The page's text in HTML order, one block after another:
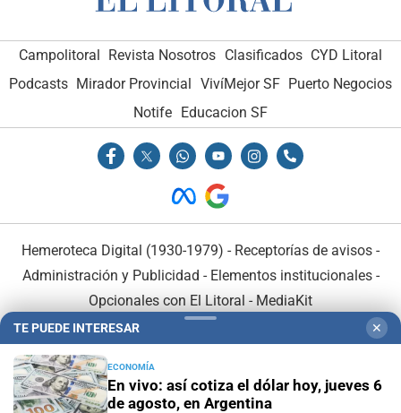
Campolitoral Revista Nosotros Clasificados CYD Litoral
Podcasts Mirador Provincial VivíMejor SF Puerto Negocios
Notife Educacion SF
Hemeroteca Digital (1930-1979) - Receptorías de avisos -
Administración y Publicidad - Elementos institucionales-
Opcionales con El Litoral - MediaKit
TE PUEDE INTERESAR ✕
ECONOMÍA
En vivo: así cotiza el dólar hoy, jueves 6
de agosto, en Argentina